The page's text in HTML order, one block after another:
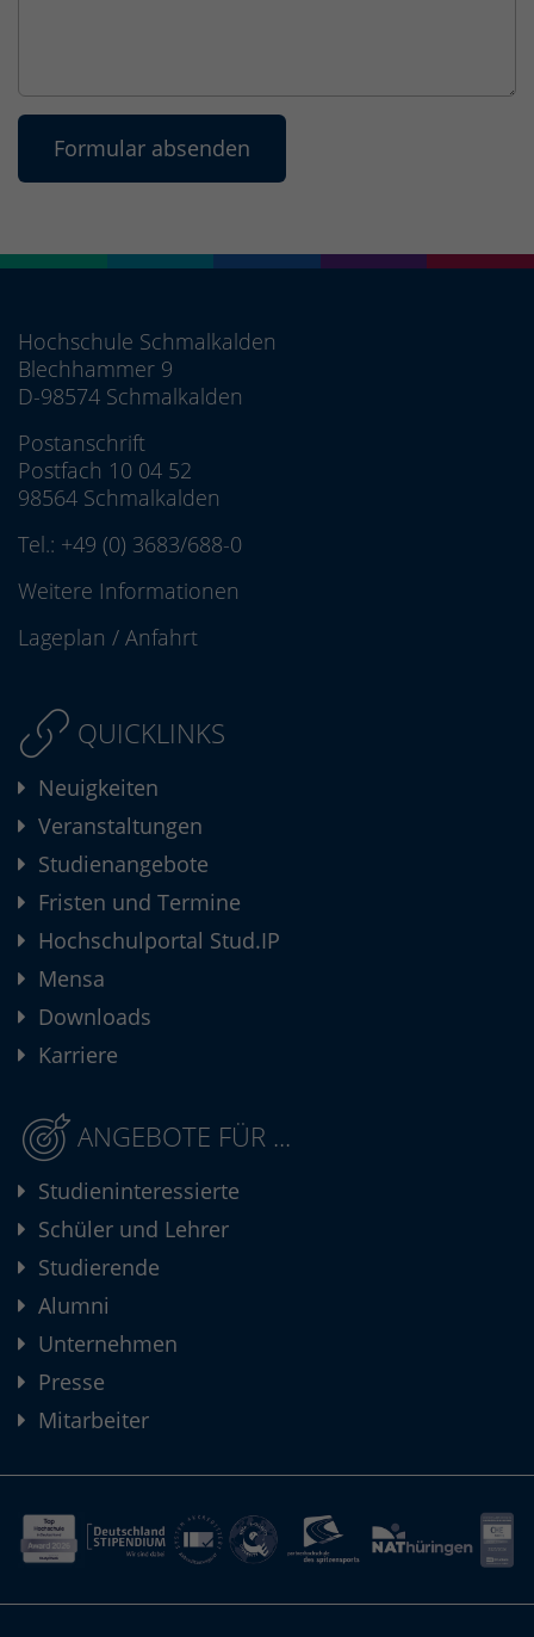
Hochschule Schmalkalden
Blechhammer 9
D-98574 Schmalkalden
Postanschrift
Postfach 10 04 52
98564 Schmalkalden
Tel.: +49 (0) 3683/688-0
Weitere Informationen
Lageplan / Anfahrt
QUICKLINKS
Neuigkeiten
Veranstaltungen
Studienangebote
Fristen und Termine
Hochschulportal Stud.IP
Mensa
Downloads
Karriere
ANGEBOTE FÜR ...
Studieninteressierte
Schüler und Lehrer
Studierende
Alumni
Unternehmen
Presse
Mitarbeiter